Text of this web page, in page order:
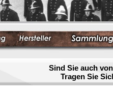
Sind Sie auch
Tragen Sie